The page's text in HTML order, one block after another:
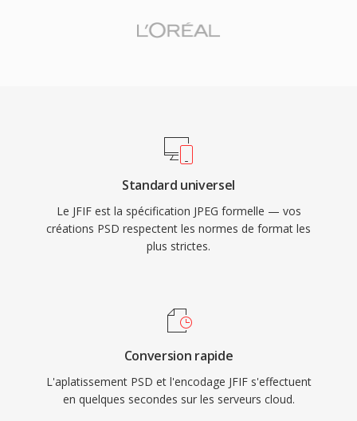
Standard universel
Le JFIF est la spécification JPEG formelle — vos
créations PSD respectent les normes de format les
plus strictes.
Conversion rapide
L'aplatissement PSD et l'encodage JFIF s'effectuent
en quelques secondes sur les serveurs cloud.